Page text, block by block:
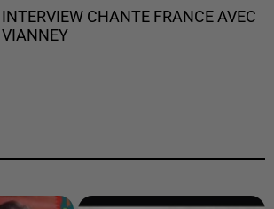
INTERVIEW CHANTE FRANCE AVEC
VIANNEY